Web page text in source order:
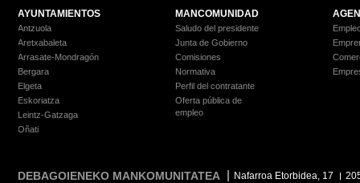
AYUNTAMIENTOS
Antzuola
Aretxabaleta
Arrasate-Mondragón
Bergara
Elgeta
Eskoriatza
Leintz-Gatzaga
Oñati
MANCOMUNIDAD
Saludo del presidente
Junta de Gobierno
Comisiones
Normativa
Perfil del contratante
Oferta pública de
empleo
DEBAGOIENEKO MANKOMUNITATEA Nafarroa Etorbidea, 17